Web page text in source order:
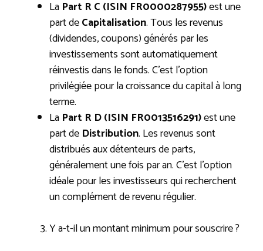
La Part R C (ISIN FR0000287955)est une
part deCapitalisation. Tous les revenus
(dividendes, coupons) générés par les
investissements sont automatiquement
réinvestis dans le fonds. C’est l’option
privilégiée pour la croissance du capital à long
terme.
La Part R D (ISIN FR0013516291)est une
part de Distribution. Les revenus sont
distribués aux détenteurs de parts,
généralement une fois par an. C’est l’option
idéale pour les investisseurs qui recherchent
un complément de revenu régulier.
Y a-t-il un montant minimum pour souscrire ?